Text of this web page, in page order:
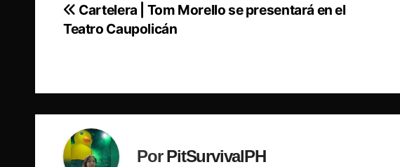
Navegación
Cartelera | Tom Morello se presentará en el
Teatro Caupolicán
PorPitSurvivalPH